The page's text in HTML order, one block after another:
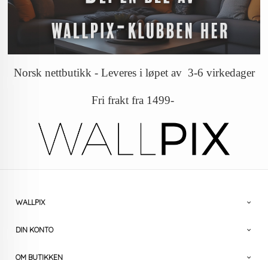
Norsk nettbutikk - Leveres i løpet av 3-6 virkedager
Fri frakt fra 1499-
WALLPIX
DIN KONTO
OM BUTIKKEN